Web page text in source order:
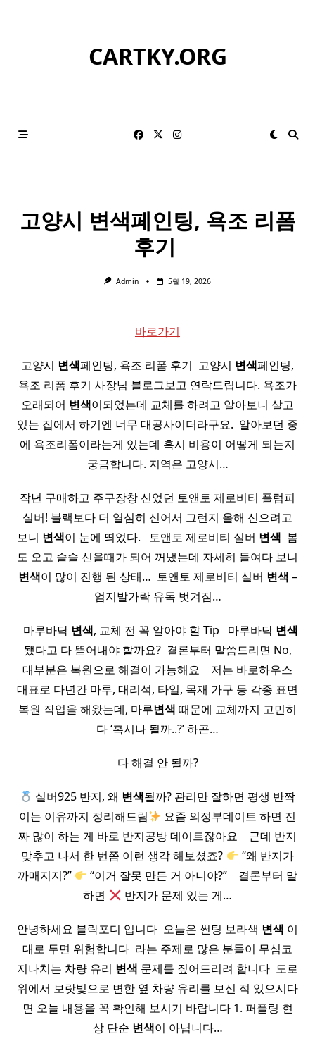
CARTKY.ORG
고양시 변색페인팅, 욕조 리폼
후기 ​
Admin 5월 19, 2026
바로가기
고양시 변색페인팅, 욕조 리폼 후기 ​ 고양시 변색페인팅,
욕조 리폼 후기 사장님 블로그보고 연락드립니다. 욕조가
오래되어 변색이되었는데 교체를 하려고 알아보니 살고
있는 집에서 하기엔 너무 대공사이더라구요. ​ 알아보던 중
에 욕조리폼이라는게 있는데 혹시 비용이 어떻게 되는지
궁금합니다. 지역은 고양시…
작년 구매하고 주구장창 신었던 토앤토 제로비티 플럼피
실버! 블랙보다 더 열심히 신어서 그런지 올해 신으려고
보니 변색이 눈에 띄었다. ​ ​ 토앤토 제로비티 실버 변색 ​ 봄
도 오고 슬슬 신을때가 되어 꺼냈는데 자세히 들여다 보니
변색이 많이 진행 된 상태… ​ 토앤토 제로비티 실버 변색 –
엄지발가락 유독 벗겨짐…
​ ​ 마루바닥 변색, 교체 전 꼭 알아야 할 Tip ​ ​ 마루바닥 변색
됐다고 다 뜯어내야 할까요? ​ 결론부터 말씀드리면 No,
대부분은 복원으로 해결이 가능해요 ​ ​ ​ 저는 바로하우스
대표로 다년간 마루, 대리석, 타일, 목재 가구 등 각종 표면
복원 작업을 해왔는데, 마루변색 때문에 교체까지 고민히
다 ‘혹시나 될까..?’ 하곤…
다 해결 안 될까?
실버925 반지, 왜 변색될까? 관리만 잘하면 평생 반짝
이는 이유까지 정리해드림
요즘 의정부데이트 하면 진
짜 많이 하는 게 바로 반지공방 데이트잖아요 ​ ​ ​ 근데 반지
맞추고 나서 한 번쯤 이런 생각 해보셨죠?
“왜 반지가
까매지지?”
“이거 잘못 만든 거 아니야?” ​ ​ ​ 결론부터 말
하면
반지가 문제 있는 게…
안녕하세요 블락포디 입니다 ​ 오늘은 썬팅 보라색 변색 이
대로 두면 위험합니다 ​ 라는 주제로 많은 분들이 무심코
지나치는 차량 유리 변색 문제를 짚어드리려 합니다 ​ 도로
위에서 보랏빛으로 변한 옆 차량 유리를 보신 적 있으시다
면 오늘 내용을 꼭 확인해 보시기 바랍니다 1. 퍼플링 현
상 단순 변색이 아닙니다…